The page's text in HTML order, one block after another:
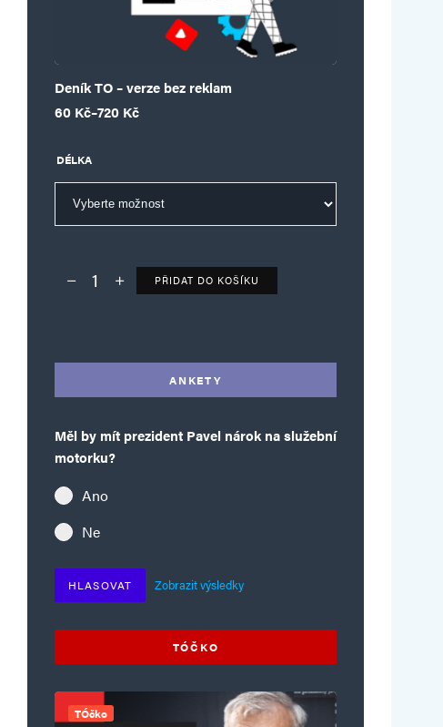
Deník TO – verze bez reklam
60 Kč–720 Kč
Rozpětí cen: 60 Kč až 720 Kč
DÉLKA
Deník TO – verze bez reklam množství
PŘIDAT DO KOŠÍKU
ANKETY
Měl by mít prezident Pavel nárok na služební
motorku?
Ano
Ne
HLASOVAT Zobrazit výsledky
TÓČKO
TÓčko